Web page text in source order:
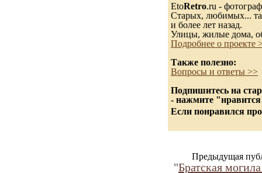
EtoRetro.ru -
Старых, любимых...
и более лет назад.
Улицы, жилые дома,
Подробнее о проекте
Также полезно:
Вопросы и ответы >>
Подпишитесь на
- нажмите
Если понравился
Предыдущая
"Братская